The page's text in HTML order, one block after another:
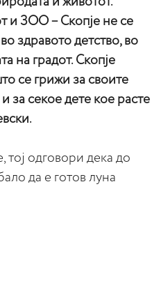
и ЗОО – Скопје не се
здравото детство, во
на градот. Скопје
се грижи за своите
за секое дете кое расте
одговори дека до
да е готов луна